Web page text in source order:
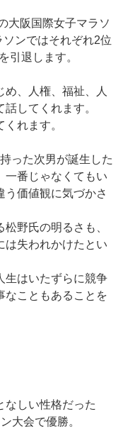
大阪国際女子マラソ
ンではそれぞれ2位
引退します。
、人権、福祉、人
してくれます。
れます。
った次男が誕生した
一番じゃなくてもい
う価値観に気づかさ
野氏の明るさも、
は失われかけたとい
生はいたずらに競争
なこともあることを
なしい性格だった
大会で優勝。